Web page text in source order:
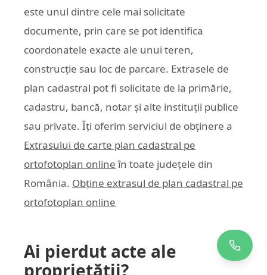
este unul dintre cele mai solicitate
documente, prin care se pot identifica
coordonatele exacte ale unui teren,
construcție sau loc de parcare. Extrasele de
plan cadastral pot fi solicitate de la primărie,
cadastru, bancă, notar și alte instituții publice
sau private. Îți oferim serviciul de obținere a
Extrasului de carte plan cadastral pe
ortofotoplan online în toate județele din
România. Obține extrasul de plan cadastral pe
ortofotoplan online
Ai pierdut acte ale
proprietății?